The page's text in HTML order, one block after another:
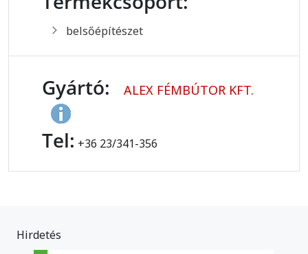
belsőépítészet
Gyártó: ALEX FÉMBÚTOR KFT.
Tel: +36 23/341-356
Hirdetés